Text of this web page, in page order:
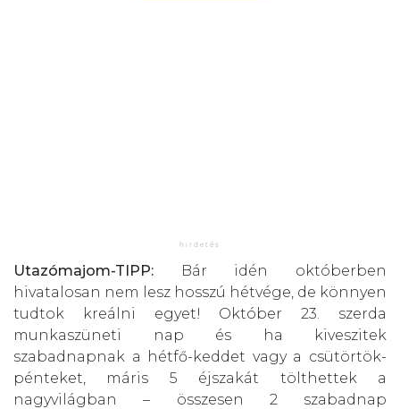
Utazómajom-TIPP: Bár idén októberben
hivatalosan nem lesz hosszú hétvége, de könnyen
tudtok kreálni egyet! Október 23. szerda
munkaszüneti nap és ha kiveszitek
szabadnapnak a hétfő-keddet vagy a csütörtök-
pénteket, máris 5 éjszakát tölthettek a
nagyvilágban – összesen 2 szabadnap